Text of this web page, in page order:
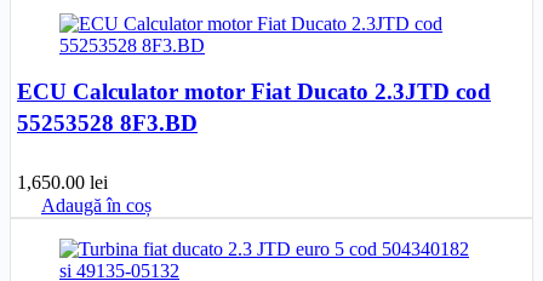
ECU Calculator motor Fiat Ducato 2.3JTD cod
55253528 8F3.BD
1,650.00 lei
Adaugă în coș